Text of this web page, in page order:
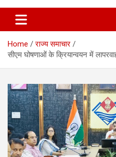
Pahadvasi
Home
राज्य समाचार
सीएम घोषणाओं के क्रियान्वयन में